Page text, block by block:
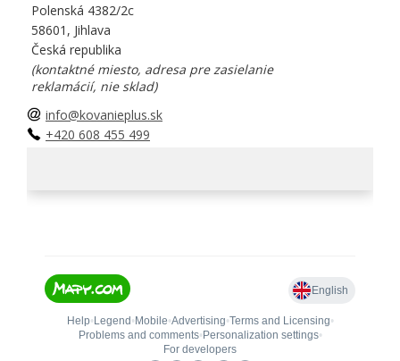
Polenská 4382/2c
58601, Jihlava
Česká republika
(kontaktné miesto, adresa pre zasielanie
reklamácií, nie sklad)
info@kovanieplus.sk
+420 608 455 499